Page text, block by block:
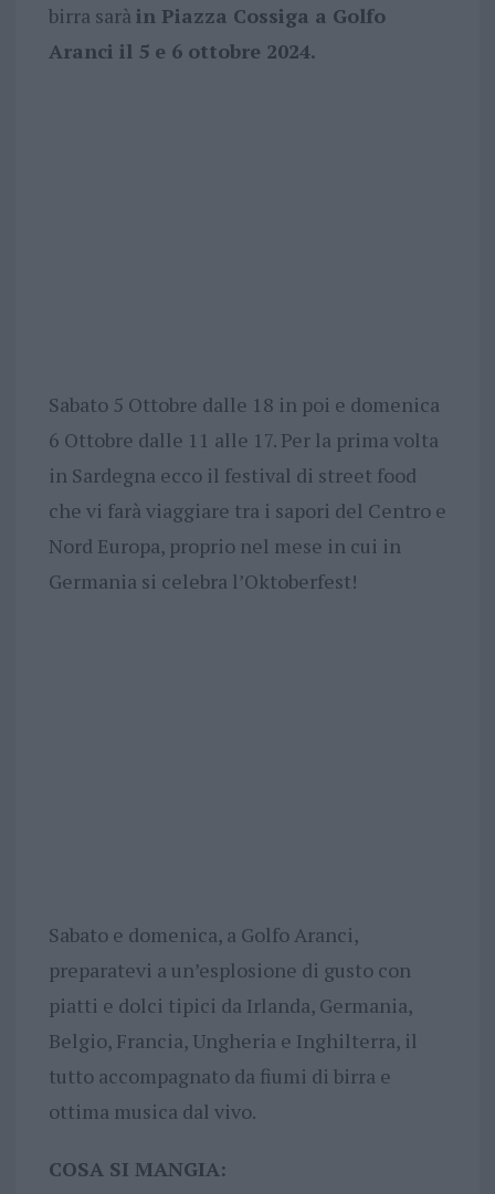
birra sarà in Piazza Cossiga a Golfo
Aranci il 5 e 6 ottobre 2024.
Sabato 5 Ottobre dalle 18 in poi e domenica
6 Ottobre dalle 11 alle 17. Per la prima volta
in Sardegna ecco il festival di street food
che vi farà viaggiare tra i sapori del Centro e
Nord Europa, proprio nel mese in cui in
Germania si celebra l’Oktoberfest!
Sabato e domenica, a Golfo Aranci,
preparatevi a un’esplosione di gusto con
piatti e dolci tipici da Irlanda, Germania,
Belgio, Francia, Ungheria e Inghilterra, il
tutto accompagnato da fiumi di birra e
ottima musica dal vivo.
COSA SI MANGIA: